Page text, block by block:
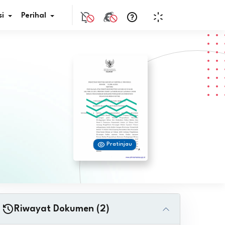
JDIH
Perihal
Pratinjau
Riwayat Dokumen (2)